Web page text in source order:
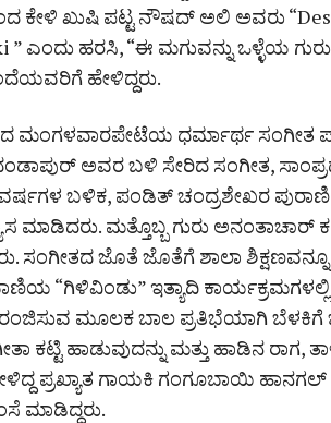
ಕೇಳಿ ಖುಷಿ ಪಟ್ಟ ನೌಷದ್ ಅಲಿ ಅವರು
” ಎಂದು ಹರಸಿ, “ಈ ಮಗುವನ್ನು ಒಳ್ಳೆಯ
ಹೇಳಿದ್ದರು.
ಮಂಗಳವಾರಪೇಟೆಯ ಧರ್ಮಾರ್ಥ ಸಂಗೀತ
ಅವರ ಬಳಿ ಸೇರಿದ ಸಂಗೀತ,
ಬಳಿಕ, ಪಂಡಿತ್ ಚಂದ್ರಶೇಖರ
ಮಾಡಿದರು. ಮತ್ತೊಬ್ಬ ಗುರು ಅನಂತಾಚಾರ್
ಸಂಗೀತದ ಜೊತೆ ಜೊತೆಗೆ ಶಾಲಾ
“ಗಿಳಿವಿಂಡು” ಇತ್ಯಾದಿ
ರಂಜಿಸುವ ಮೂಲಕ ಬಾಲ ಪ್ರತಿಭೆಯಾಗಿ ಬೆಳಕಿಗೆ
ಕಟ್ಟಿ ಹಾಡುವುದನ್ನು ಮತ್ತು ಹಾಡಿನ ರಾಗ,
ಕೇಳಿದ್ದ ಪ್ರಖ್ಯಾತ ಗಾಯಕಿ ಗಂಗೂಬಾಯಿ
ಮಾಡಿದ್ದರು.